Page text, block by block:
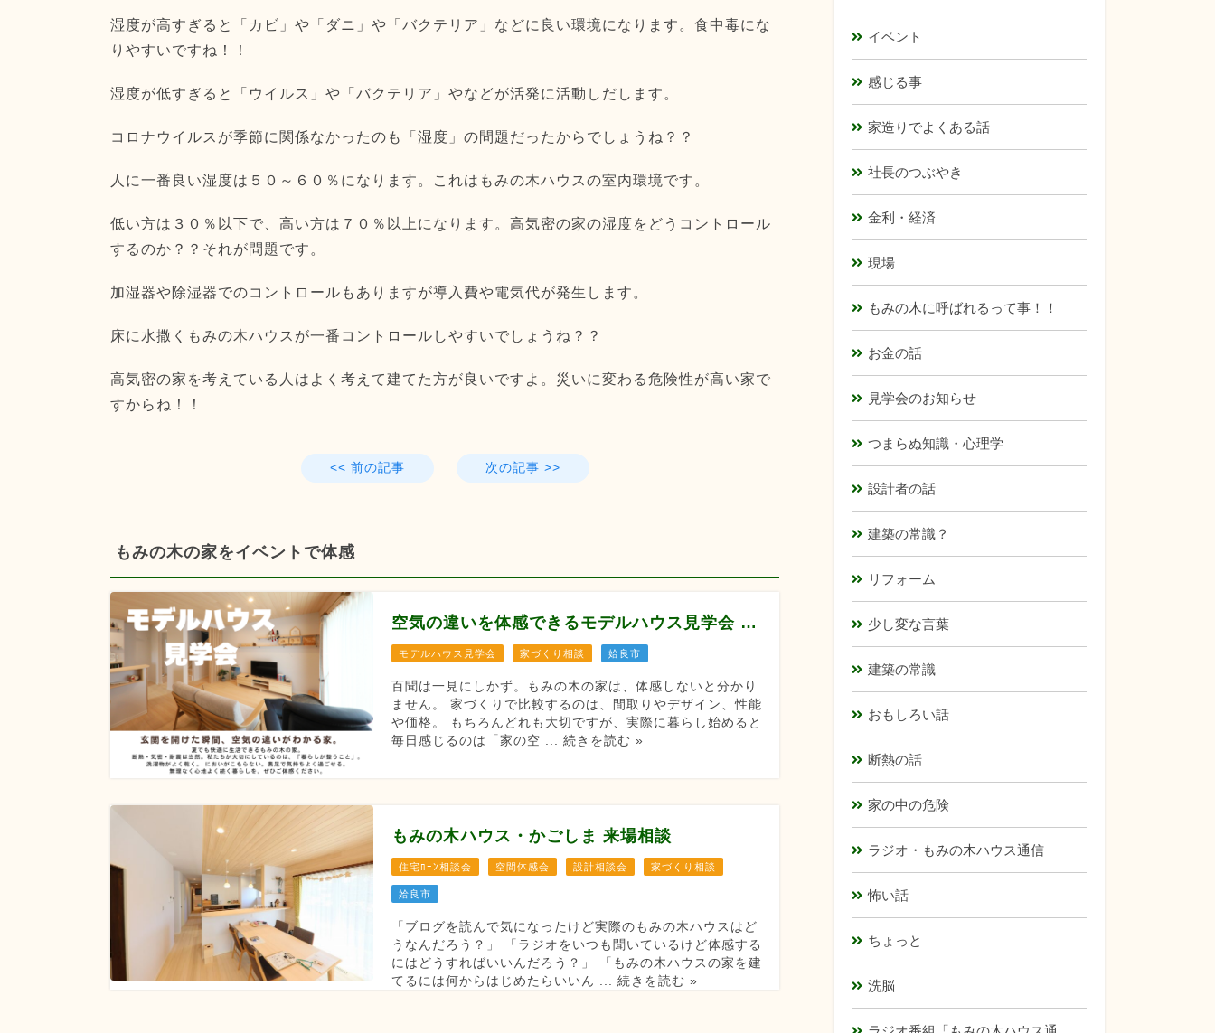
湿度が高すぎると「カビ」や「ダニ」や「バクテリア」などに良い環境になります。食中毒にな
りやすいですね！！
湿度が低すぎると「ウイルス」や「バクテリア」やなどが活発に活動しだします。
コロナウイルスが季節に関係なかったのも「湿度」の問題だったからでしょうね？？
人に一番良い湿度は５０～６０％になります。これはもみの木ハウスの室内環境です。
低い方は３０％以下で、高い方は７０％以上になります。高気密の家の湿度をどうコントロール
するのか？？それが問題です。
加湿器や除湿器でのコントロールもありますが導入費や電気代が発生します。
床に水撒くもみの木ハウスが一番コントロールしやすいでしょうね？？
高気密の家を考えている人はよく考えて建てた方が良いですよ。災いに変わる危険性が高い家で
すからね！！
<< 前の記事 次の記事 >>
もみの木の家をイベントで体感
空気の違いを体感できるモデルハウス見学会 【8月12/13/14/22/23/29/30】
モデルハウス見学会 家づくり相談 姶良市
百聞は一見にしかず。もみの木の家は、体感しないと分かり
ません。 家づくりで比較するのは、間取りやデザイン、性能
や価格。 もちろんどれも大切ですが、実際に暮らし始めると
毎日感じるのは「家の空 ... 続きを読む »
もみの木ハウス・かごしま 来場相談
住宅ﾛｰﾝ相談会 空間体感会 設計相談会 家づくり相談
姶良市
「ブログを読んで気になったけど実際のもみの木ハウスはど
うなんだろう？」 「ラジオをいつも聞いているけど体感する
にはどうすればいいんだろう？」 「もみの木ハウスの家を建
てるには何からはじめたらいいん ... 続きを読む »
イベント
感じる事
家造りでよくある話
社長のつぶやき
金利・経済
現場
もみの木に呼ばれるって事！！
お金の話
見学会のお知らせ
つまらぬ知識・心理学
設計者の話
建築の常識？
リフォーム
少し変な言葉
建築の常識
おもしろい話
断熱の話
家の中の危険
ラジオ・もみの木ハウス通信
怖い話
ちょっと
洗脳